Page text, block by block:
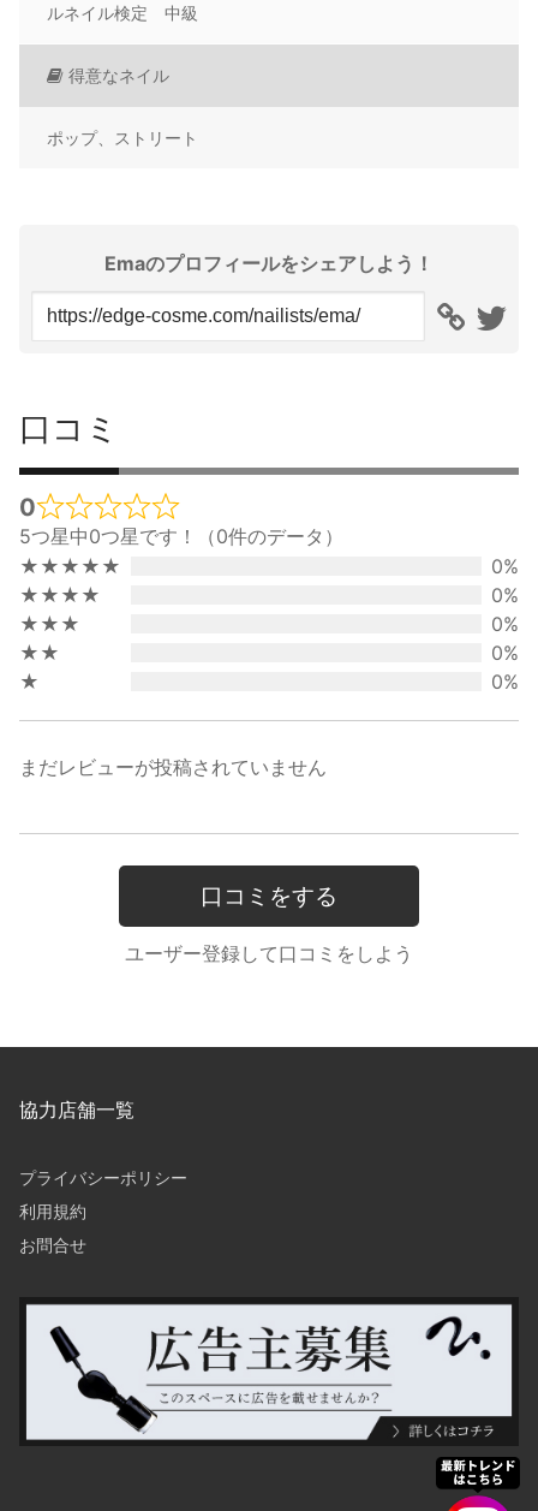
ルネイル検定 中級
得意なネイル
ポップ、ストリート
Emaのプロフィールをシェアしよう！
口コミ
0
Rated
0
out
5つ星中0つ星です！（0件のデータ）
★★★★★
0%
★★★★
0%
★★★
0%
★★
0%
★
0%
まだレビューが投稿されていません
口コミをする
ユーザー登録して口コミをしよう
協力店舗一覧
プライバシーポリシー
利用規約
お問合せ